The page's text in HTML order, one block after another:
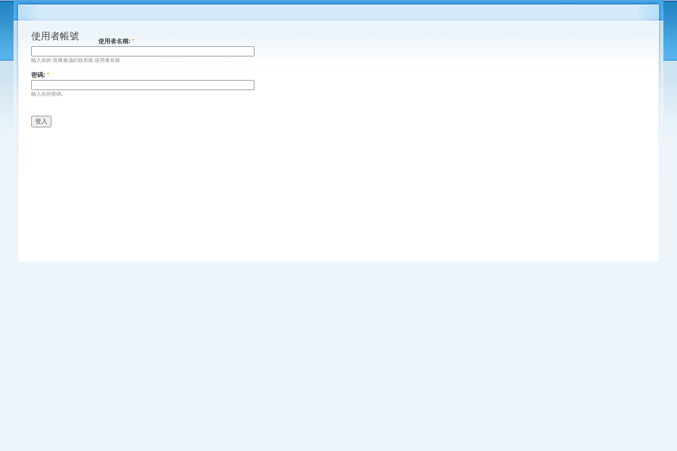
使用者帳號 使用者名稱:*
輸入你的 吳鳳會議紀錄系統 使用者名稱
密碼: *
輸入你的密碼。